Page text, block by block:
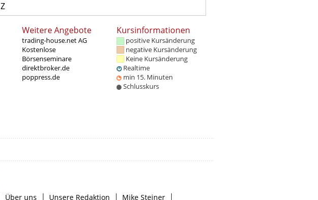
Z
Weitere Angebote
trading-house.net AG
Kostenlose
Börsenseminare
direktbroker.de
poppress.de
Kursinformationen
positive Kursänderung
negative Kursänderung
Keine Kursänderung
Realtime
min 15. Minuten
Schlusskurs
Über uns | Unsere Redaktion | Mike Steiner |